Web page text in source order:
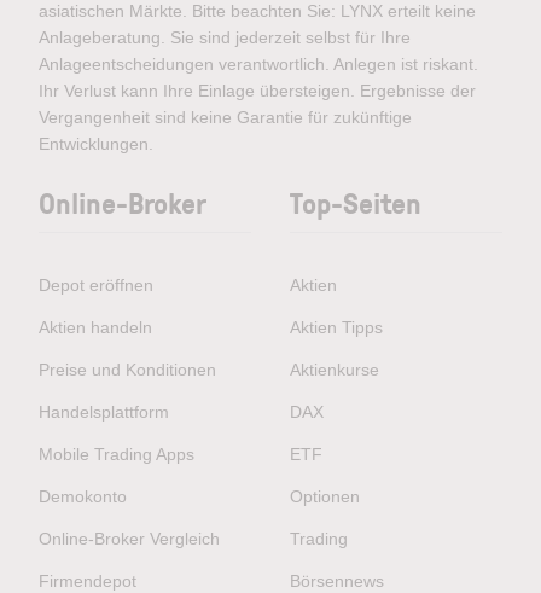
asiatischen Märkte. Bitte beachten Sie: LYNX erteilt keine
Anlageberatung. Sie sind jederzeit selbst für Ihre
Anlageentscheidungen verantwortlich. Anlegen ist riskant.
Ihr Verlust kann Ihre Einlage übersteigen. Ergebnisse der
Vergangenheit sind keine Garantie für zukünftige
Entwicklungen.
Online-Broker
Depot eröffnen
Aktien handeln
Preise und Konditionen
Handelsplattform
Mobile Trading Apps
Demokonto
Online-Broker Vergleich
Firmendepot
Top-Seiten
Aktien
Aktien Tipps
Aktienkurse
DAX
ETF
Optionen
Trading
Börsennews